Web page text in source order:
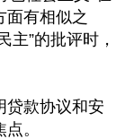
面有相似之
主”的批评时，
贷款协议和安
。